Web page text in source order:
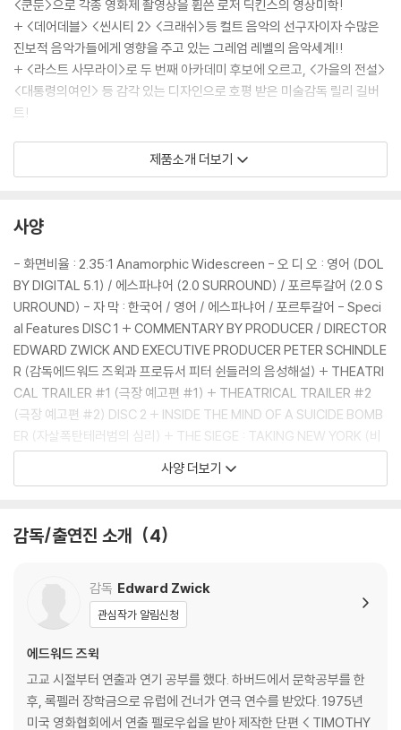
<쿤둔>으로 각종 영화제 촬영상을 휩쓴 로저 딕킨스의 영상미학!
+ <데어데블> <씬시티 2> <크래쉬>등 컬트 음악의 선구자이자 수많은
진보적 음악가들에게 영향을 주고 있는 그레엄 레벨의 음악세계!!
+ <라스트 사무라이>로 두 번째 아카데미 후보에 오르고, <가을의 전설>
<대통령의여인> 등 감각 있는 디자인으로 호평 받은 미술감독 릴리 길버
트!
DVD/ Blu-ray 구매시 참고 사항 안내드립니다.
1) 4K UHD 디스크는 대용량의 데이터 전송이 필요하므로 4K전용 플레
이어를 사용하셔야 합니다. 더불어 플레이어 소프트웨어 최신 버전의 업데
이트, 대용량 케이블 사용이 필수입니다.
2) 3D 블루레이는 전용 플레이어와 3D 지원 TV를 통해서만 재생 가능합
니다.
※ 아웃케이스/구성품/포장 상태
1) 제작/배송 과정에서 경미한 아웃케이스 주름, 모서리 눌림 및 갈라짐이
발생할 수 있습니다. 반품을 원하실 경우 미개봉 상태로 문의 부탁드립니
다.
2) 스틸북 케이스 제작 과정에서 기포 혹은 경미한 인쇄 오류가 발생할 수
있습니다.
3) 렌티큘러 스틸북의 경우, 보호필름이 붙어 판매되기도 합니다. 보호필
에 의한 교환/반품은 불가합니다.
인을 위해 개봉 시의 동영상을 요청할 수 있으며, 동영상이 없는 경우 교
환/반품이 제한될 수 있습니다.
※ 디스크 재생 불량
1) 기기 문제로 인해 발생하는 재생 불량 현상에 대해서는 반품/교환이 불
가하니 최신 소프트웨어로 업데이트된 DVD/BD 전용 기기에서 재생하실
것을 권유해 드립니다.
제품소개 더보기
사양
- 화면비율 : 2.35:1 Anamorphic Widescreen - 오 디 오 : 영어 (DOL
BY DIGITAL 5.1) / 에스파냐어 (2.0 SURROUND) / 포르투갈어 (2.0 S
URROUND) - 자 막 : 한국어 / 영어 / 에스파냐어 / 포르투갈어 - Speci
al Features DISC 1 + COMMENTARY BY PRODUCER / DIRECTOR
EDWARD ZWICK AND EXECUTIVE PRODUCER PETER SCHINDLE
R (감독에드워드 즈윅과 프로듀서 피터 쉰들러의 음성해설) + THEATRI
CAL TRAILER #1 (극장 예고편 #1) + THEATRICAL TRAILER #2
(극장 예고편 #2) DISC 2 + INSIDE THE MIND OF A SUICIDE BOMB
ER (자살폭탄테러범의 심리) + THE SIEGE : TAKING NEW YORK (비
상계엄 : 뉴욕점거) + THE SIEGE : FREEDOM IS HISTORY (비상계엄 :
자유는 역사다) +THE MAKING OF THE SIEGE (비상계엄 제작 스토
사양 더보기
감독/출연진 소개 4
감독 Edward Zwick
관심작가 알림신청
에드워드 즈윅
고교 시절부터 연출과 연기 공부를 했다. 하버드에서 문학공부를 한
후, 록펠러 장학금으로 유럽에 건너가 연극 연수를 받았다. 1975년
미국 영화협회에서 연출 펠로우쉽을 받아 제작한 단편 < TIMOTHY